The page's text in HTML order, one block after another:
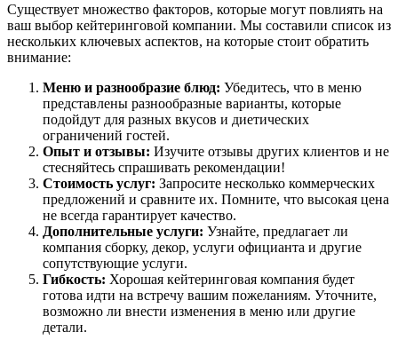
Существует множество факторов, которые могут повлиять на
ваш выбор кейтеринговой компании. Мы составили список из
нескольких ключевых аспектов, на которые стоит обратить
внимание:
Меню и разнообразие блюд: Убедитесь, что в меню
представлены разнообразные варианты, которые
подойдут для разных вкусов и диетических
ограничений гостей.
Опыт и отзывы: Изучите отзывы других клиентов и не
стесняйтесь спрашивать рекомендации!
Стоимость услуг: Запросите несколько коммерческих
предложений и сравните их. Помните, что высокая цена
не всегда гарантирует качество.
Дополнительные услуги: Узнайте, предлагает ли
компания сборку, декор, услуги официанта и другие
сопутствующие услуги.
Гибкость: Хорошая кейтеринговая компания будет
готова идти на встречу вашим пожеланиям. Уточните,
возможно ли внести изменения в меню или другие
детали.